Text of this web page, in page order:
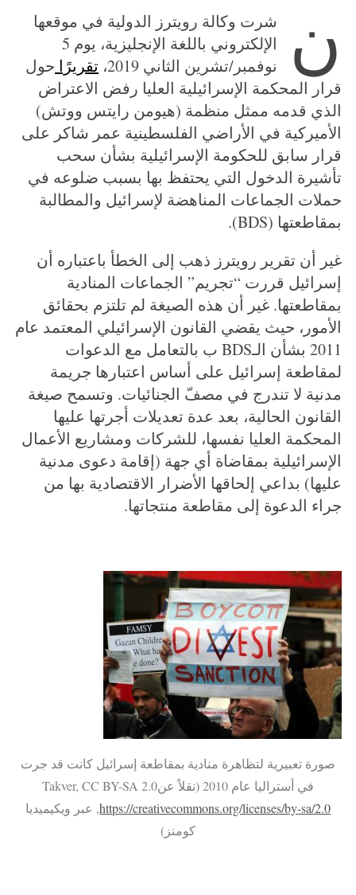
ن
شرت وكالة رويترز الدولية في موقعها
الإلكتروني باللغة الإنجليزية، يوم 5
نوفمبر/تشرين الثاني 2019،
تقريرًا حول
قرار المحكمة الإسرائيلية العليا رفض الاعتراض
الذي قدمه ممثل منظمة (هيومن رايتس ووتش)
الأميركية في الأراضي الفلسطينية عمر شاكر على
قرار سابق للحكومة الإسرائيلية بشأن سحب
تأشيرة الدخول التي يحتفظ بها بسبب ضلوعه في
حملات الجماعات المناهضة لإسرائيل والمطالبة
بمقاطعتها (BDS).
غير أن تقرير رويترز ذهب إلى الخطأ باعتباره أن
إسرائيل قررت “تجريم” الجماعات المنادية
بمقاطعتها. غير أن هذه الصيغة لم تلتزم بحقائق
الأمور، حيث يقضي القانون الإسرائيلي المعتمد عام
2011 بشأن الـBDS ب بالتعامل مع الدعوات
لمقاطعة إسرائيل على أساس اعتبارها جريمة
مدنية لا تندرج في مصفّ الجنائيات. وتسمح صيغة
القانون الحالية، بعد عدة تعديلات أجرتها عليها
المحكمة العليا نفسها، للشركات ومشاريع الأعمال
الإسرائيلية بمقاضاة أي جهة (إقامة دعوى مدنية
عليها) بداعي إلحاقها الأضرار الاقتصادية بها من
جراء الدعوة إلى مقاطعة منتجاتها.
صورة تعبيرية لتظاهرة منادية بمقاطعة إسرائيل كانت قد جرت
في أستراليا عام 2010 (نقلاً عنTakver, CC BY-SA 2.0
https://creativecommons.org/licenses/by-sa/2.0, عبر ويكيميديا
كومنز)